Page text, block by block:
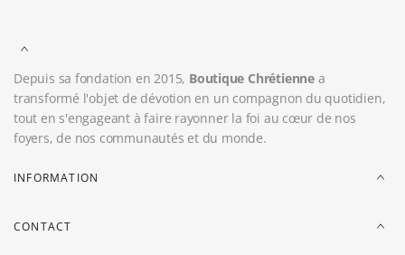
Depuis sa fondation en 2015, Boutique Chrétiennea
transformé l'objet de dévotion en un compagnon du quotidien,
tout en s'engageant à faire rayonner la foi au cœur de nos
foyers, de nos communautés et du monde.
INFORMATION
CONTACT